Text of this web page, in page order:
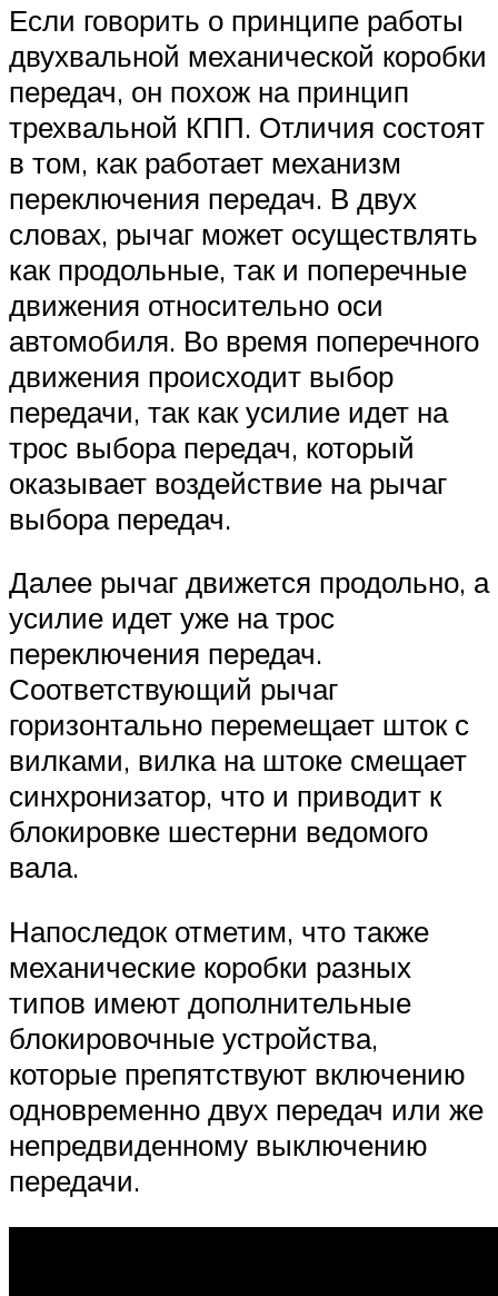
Если говорить о принципе работы
двухвальной механической коробки
передач, он похож на принцип
трехвальной КПП. Отличия состоят
в том, как работает механизм
переключения передач. В двух
словах, рычаг может осуществлять
как продольные, так и поперечные
движения относительно оси
автомобиля. Во время поперечного
движения происходит выбор
передачи, так как усилие идет на
трос выбора передач, который
оказывает воздействие на рычаг
выбора передач.
Далее рычаг движется продольно, а
усилие идет уже на трос
переключения передач.
Соответствующий рычаг
горизонтально перемещает шток с
вилками, вилка на штоке смещает
синхронизатор, что и приводит к
блокировке шестерни ведомого
вала.
Напоследок отметим, что также
механические коробки разных
типов имеют дополнительные
блокировочные устройства,
которые препятствуют включению
одновременно двух передач или же
непредвиденному выключению
передачи.